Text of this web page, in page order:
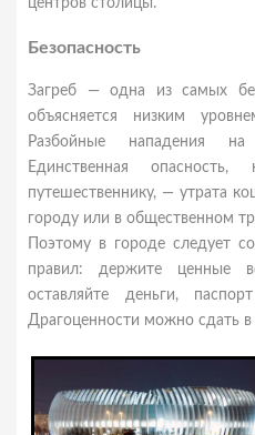
центров столицы.
Безопасность
Загреб — одна из самых
объясняется низким
Разбойные нападения
Единственная
путешественнику, — утрата
городу или в общественном
Поэтому в городе следует
правил: держите ценные
оставляйте деньги,
Драгоценности можно сдать в